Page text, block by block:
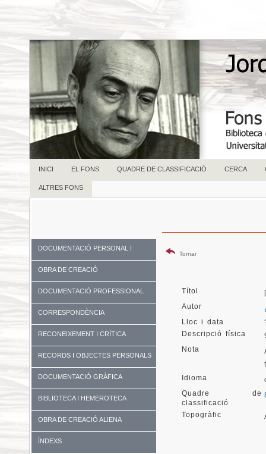
INICI EL FONS QUADRE DE CLASSIFICACIÓ CERCA
ALTRES FONS
DOCUMENTACIÓ PERSONAL I
FAMILIAR
OBRA DE CREACIÓ
DOCUMENTACIÓ PROFESSIONAL
CORRESPONDÈNCIA
RECONEIXEMENT I CRÍTICA
RECORDS I OBJECTES PERSONALS
DOCUMENTACIÓ GRÀFICA
BIBLIOTECA I HEMEROTECA
OBRA DE CREACIÓ ALIENA
ÍNDEXS
Tornar
Títol
Autor
Lloc i data
Descripció física
Nota
Idioma
Quadre de
classificació
Topogràfic